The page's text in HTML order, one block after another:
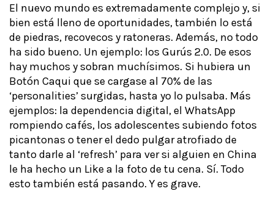
El nuevo mundo es extremadamente complejo y, si
bien está lleno de oportunidades, también lo está
de piedras, recovecos y ratoneras. Además, no todo
ha sido bueno. Un ejemplo: los Gurús 2.0. De esos
hay muchos y sobran muchísimos. Si hubiera un
Botón Caqui que se cargase al 70% de las
‘personalities’ surgidas, hasta yo lo pulsaba. Más
ejemplos: la dependencia digital, el WhatsApp
rompiendo cafés, los adolescentes subiendo fotos
picantonas o tener el dedo pulgar atrofiado de
tanto darle al ‘refresh’ para ver si alguien en China
le ha hecho un Like a la foto de tu cena. Sí. Todo
esto también está pasando. Y es grave.